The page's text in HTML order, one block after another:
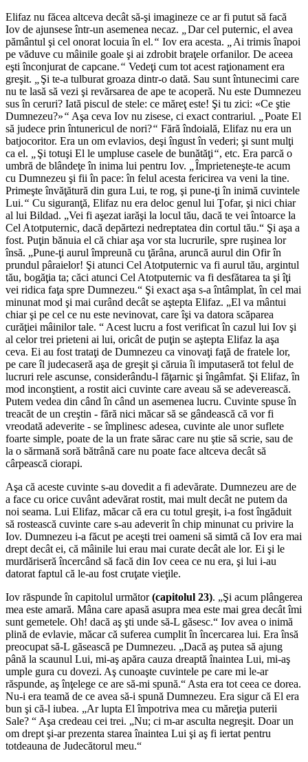
Elifaz nu făcea altceva decât să-şi imagineze ce ar fi putut să facă
Iov de ajunsese într-un asemenea necaz.
Dar cel puternic, el avea
pământul şi cel onorat locuia în el.“ Iov era acesta.
Ai trimis înapoi
pe văduve cu mâinile goale şi ai zdrobit braţele orfanilor. De aceea
eşti înconjurat de capcane.“ Vedeţi cum tot acest raţionament era
greşit.
Şi te-a tulburat groaza dintr-o dată. Sau sunt întunecimi care
nu te lasă să vezi şi revărsarea de ape te acoperă. Nu este Dumnezeu
sus în ceruri? Iată piscul de stele: ce măreţ este! Şi tu zici: «Ce ştie
Dumnezeu?»“ Aşa ceva Iov nu zisese, ci exact contrariul.
Poate El
să judece prin întunericul de nori?“ Fără îndoială, Elifaz nu era un
batjocoritor. Era un om evlavios, deşi îngust în vederi; şi sunt mulţi
ca el.
Şi totuşi El le umpluse casele de bunătăţi“, etc. Era parcă o
umbră de blândeţe în inima lui pentru Iov.
Împrieteneşte-te acum
cu Dumnezeu şi fii în pace: în felul acesta fericirea va veni la tine.
Primeşte învăţătură din gura Lui, te rog, şi pune-ţi în inimă cuvintele
Lui.“ Cu siguranţă, Elifaz nu era deloc genul lui Ţofar, şi nici chiar
al lui Bildad. „Vei fi aşezat iarăşi la locul tău, dacă te vei întoarce la
Cel Atotputernic, dacă depărtezi nedreptatea din cortul tău.“ Şi aşa a
fost. Puţin bănuia el că chiar aşa vor sta lucrurile, spre ruşinea lor
însă. „Pune-ţi aurul împreună cu ţărâna, aruncă aurul din Ofir în
prundul pâraielor! Şi atunci Cel Atotputernic va fi aurul tău, argintul
tău, bogăţia ta; căci atunci Cel Atotputernic va fi desfătarea ta şi îţi
vei ridica faţa spre Dumnezeu.“ Şi exact aşa s-a întâmplat, în cel mai
minunat mod şi mai curând decât se aştepta Elifaz. „El va mântui
chiar şi pe cel ce nu este nevinovat, care îşi va datora scăparea
curăţiei mâinilor tale. “ Acest lucru a fost verificat în cazul lui Iov şi
al celor trei prieteni ai lui, oricât de puţin se aştepta Elifaz la aşa
ceva. Ei au fost trataţi de Dumnezeu ca vinovaţi faţă de fratele lor,
pe care îl judecaseră aşa de greşit şi căruia îi imputaseră tot felul de
lucruri rele ascunse, considerându-l făţarnic şi îngâmfat. Şi Elifaz, în
mod inconştient, a rostit aici cuvinte care aveau să se adeverească.
Putem vedea din când în când un asemenea lucru. Cuvinte spuse în
treacăt de un creştin - fără nici măcar să se gândească că vor fi
vreodată adeverite - se împlinesc adesea, cuvinte ale unor suflete
foarte simple, poate de la un frate sărac care nu ştie să scrie, sau de
la o sărmană soră bătrână care nu poate face altceva decât să
cârpească ciorapi.
Aşa că aceste cuvinte s-au dovedit a fi adevărate. Dumnezeu are de
a face cu orice cuvânt adevărat rostit, mai mult decât ne putem da
noi seama. Lui Elifaz, măcar că era cu totul greşit, i-a fost îngăduit
să rostească cuvinte care s-au adeverit în chip minunat cu privire la
Iov. Dumnezeu i-a făcut pe aceşti trei oameni să simtă că Iov era mai
drept decât ei, că mâinile lui erau mai curate decât ale lor. Ei şi le
murdăriseră încercând să facă din Iov ceea ce nu era, şi lui i-au
datorat faptul că le-au fost cruţate vieţile.
Iov răspunde în capitolul următor(capitolul 23). „Şi acum plângerea
mea este amară. Mâna care apasă asupra mea este mai grea decât îmi
sunt gemetele. Oh! dacă aş şti unde să-L găsesc.“ Iov avea o inimă
plină de evlavie, măcar că suferea cumplit în încercarea lui. Era însă
preocupat să-L găsească pe Dumnezeu. „Dacă aş putea să ajung
până la scaunul Lui, mi-aş apăra cauza dreaptă înaintea Lui, mi-aş
umple gura cu dovezi. Aş cunoaşte cuvintele pe care mi le-ar
răspunde, aş înţelege ce are să-mi spună.“ Asta era tot ceea ce dorea.
Nu-i era teamă de ce avea să-i spună Dumnezeu. Era sigur că El era
bun şi că-l iubea. „Ar lupta El împotriva mea cu măreţia puterii
Sale? “ Aşa credeau cei trei. „Nu; ci m-ar asculta negreşit. Doar un
om drept şi-ar prezenta starea înaintea Lui şi aş fi iertat pentru
totdeauna de Judecătorul meu.“